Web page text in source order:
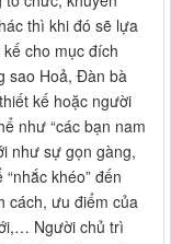
thì khi đó sẽ lựa
cho mục đích
sao Hoả, Đàn bà
kế hoặc người
như “các bạn nam
như sự gọn gàng,
khéo” đến
cách, ưu điểm của
Người chủ trì